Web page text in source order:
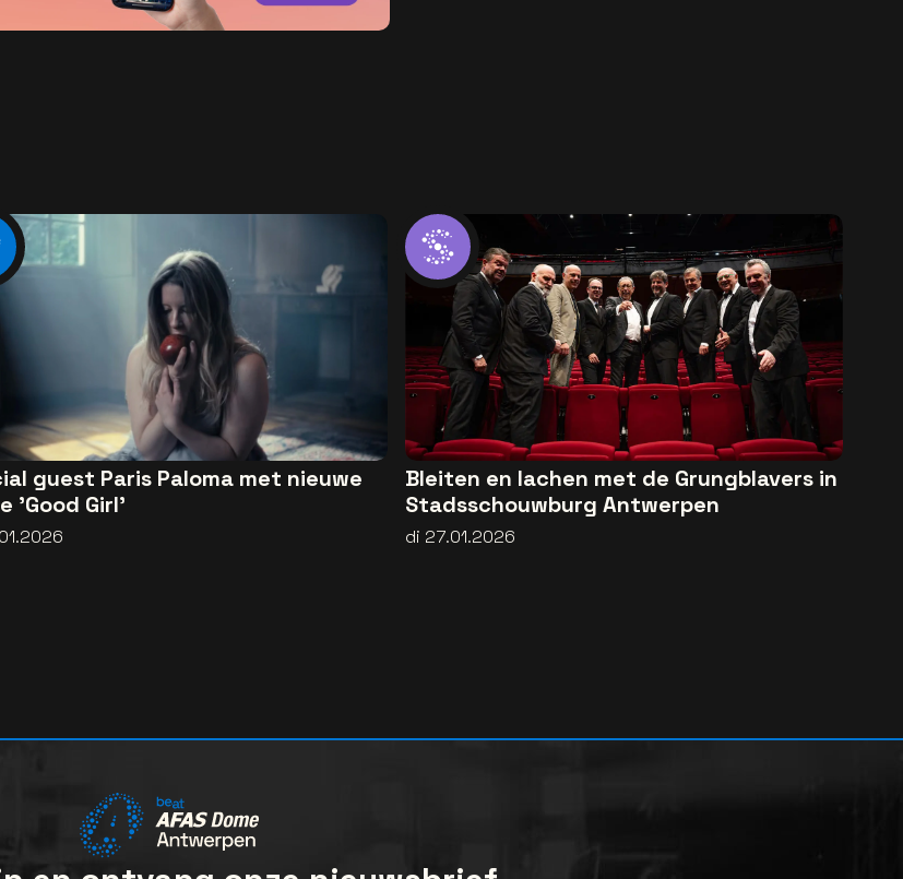
guest Paris Paloma met nieuwe
'Good Girl'
Bleiten en lachen met de Grungblavers in
Stadsschouwburg Antwerpen
di 27.01.2026